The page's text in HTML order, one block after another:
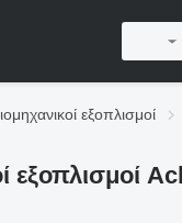
εξοπλισμοί
εξοπλισμοί